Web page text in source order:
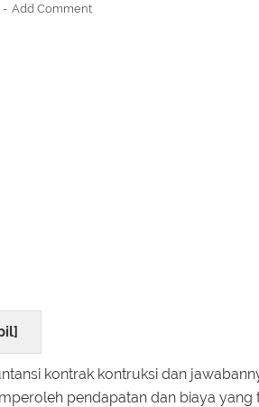
Add Comment
]
kontrak kontruksi dan
pendapatan dan biaya yang